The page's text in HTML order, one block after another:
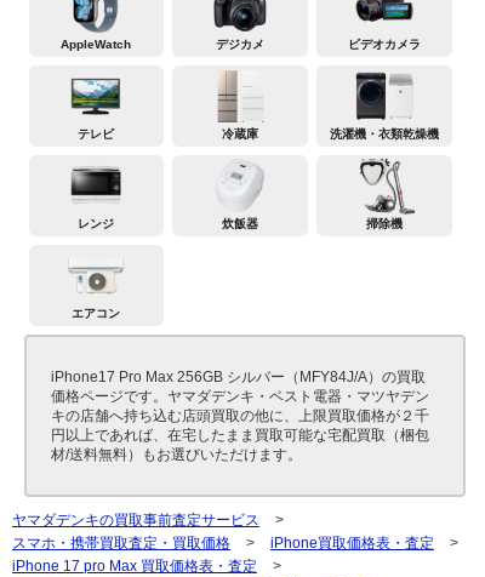
AppleWatch デジカメ ビデオカメラ
テレビ 冷蔵庫 洗濯機・衣類乾燥機
レンジ 炊飯器 掃除機
エアコン
iPhone17 Pro Max 256GB シルバー（MFY84J/A）の買取
価格ページです。ヤマダデンキ・ベスト電器・マツヤデン
キの店舗へ持ち込む店頭買取の他に、上限買取価格が２千
円以上であれば、在宅したまま買取可能な宅配買取（梱包
材/送料無料）もお選びいただけます。
ヤマダデンキの買取事前査定サービス
>
スマホ・携帯買取査定・買取価格
> iPhone買取価格表・査定
>
iPhone 17 pro Max 買取価格表・査定
>